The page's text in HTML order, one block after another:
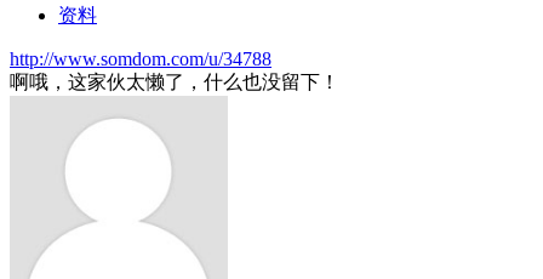
资料
http://www.somdom.com/u/34788
啊哦，这家伙太懒了，什么也没留下！